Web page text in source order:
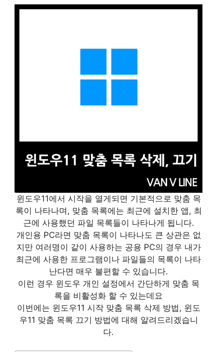
윈도우11에서 시작을 열게되면 기본적으로 맞춤 목
록이 나타나며, 맞춤 목록에는 최근에 설치한 앱, 최
근에 사용했던 파일 목록들이 나타나게 됩니다.
개인용 PC라면 맞춤 목록이 나타나도 큰 상관은 없
지만 여러명이 같이 사용하는 공용 PC의 경우 내가
최근에 사용한 프로그램이나 파일들의 목록이 나타
난다면 매우 불편할 수 있습니다.
이런 경우 윈도우 개인 설정에서 간단하게 맞춤 목
록을 비활성화 할 수 있는데요
이번에는 윈도우11 시작 맞춤 목록 삭제 방법, 윈도
우11 맞춤 목록 끄기 방법에 대해 알려드리겠습니
다.